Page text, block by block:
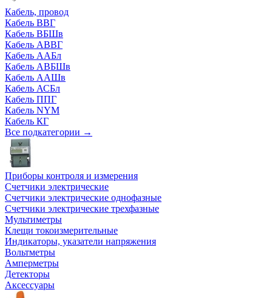
Кабель, провод
Кабель ВВГ
Кабель ВБШв
Кабель АВВГ
Кабель ААБл
Кабель АВБШв
Кабель ААШв
Кабель АСБл
Кабель ППГ
Кабель NYM
Кабель КГ
Все подкатегории →
Приборы контроля и измерения
Счетчики электрические
Счетчики электрические однофазные
Счетчики электрические трехфазные
Мультиметры
Клещи токоизмерительные
Индикаторы, указатели напряжения
Вольтметры
Амперметры
Детекторы
Аксессуары